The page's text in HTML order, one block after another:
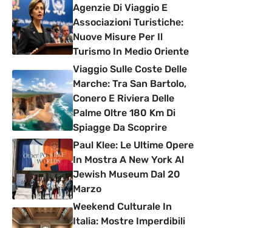
Agenzie Di Viaggio E
Associazioni Turistiche:
Nuove Misure Per Il
Turismo In Medio Oriente
Viaggio Sulle Coste Delle
Marche: Tra San Bartolo,
Conero E Riviera Delle
Palme Oltre 180 Km Di
Spiagge Da Scoprire
Paul Klee: Le Ultime Opere
In Mostra A New York Al
Jewish Museum Dal 20
Marzo
Weekend Culturale In
Italia: Mostre Imperdibili